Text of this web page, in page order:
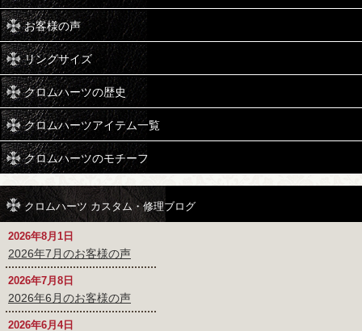
お客様の声
リングサイズ
クロムハーツの歴史
クロムハーツアイテム一覧
クロムハーツのモチーフ
クロムハーツ カスタム・修理ブログ
2026年8月1日
2026年7月のお客様の声
2026年7月8日
2026年6月のお客様の声
2026年6月4日